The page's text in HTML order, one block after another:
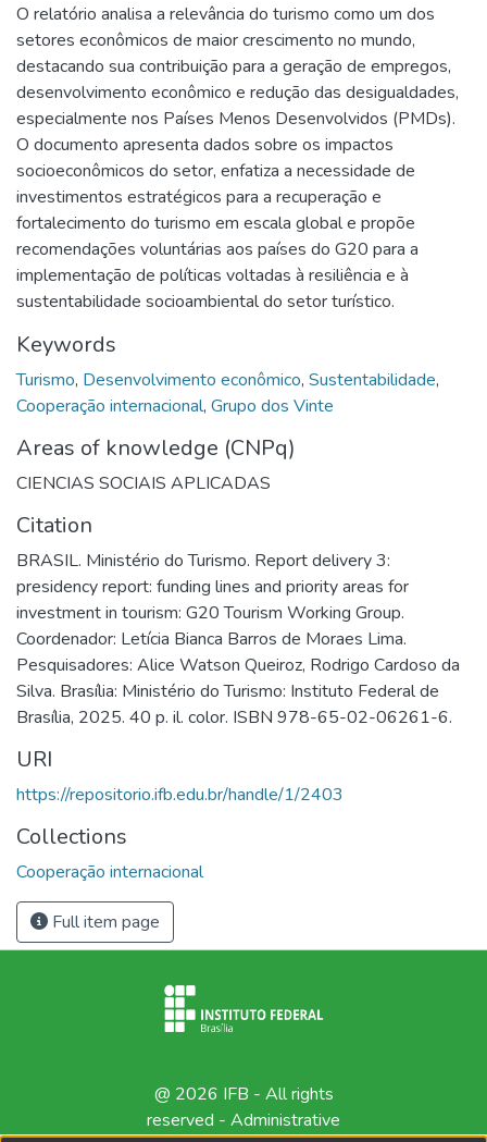
O relatório analisa a relevância do turismo como um dos
setores econômicos de maior crescimento no mundo,
destacando sua contribuição para a geração de empregos,
desenvolvimento econômico e redução das desigualdades,
especialmente nos Países Menos Desenvolvidos (PMDs).
O documento apresenta dados sobre os impactos
socioeconômicos do setor, enfatiza a necessidade de
investimentos estratégicos para a recuperação e
fortalecimento do turismo em escala global e propõe
recomendações voluntárias aos países do G20 para a
implementação de políticas voltadas à resiliência e à
sustentabilidade socioambiental do setor turístico.
Keywords
Turismo, Desenvolvimento econômico, Sustentabilidade,
Cooperação internacional, Grupo dos Vinte
Areas of knowledge (CNPq)
CIENCIAS SOCIAIS APLICADAS
Citation
BRASIL. Ministério do Turismo. Report delivery 3:
presidency report: funding lines and priority areas for
investment in tourism: G20 Tourism Working Group.
Coordenador: Letícia Bianca Barros de Moraes Lima.
Pesquisadores: Alice Watson Queiroz, Rodrigo Cardoso da
Silva. Brasília: Ministério do Turismo: Instituto Federal de
Brasília, 2025. 40 p. il. color. ISBN 978-65-02-06261-6.
URI
https://repositorio.ifb.edu.br/handle/1/2403
Collections
Cooperação internacional
Full item page
@ 2026 IFB - All rights
reserved - Administrative